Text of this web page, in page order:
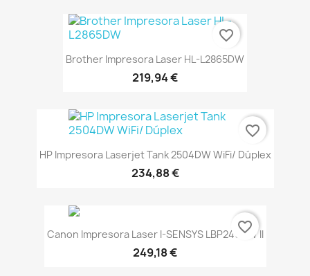
Brother Impresora Laser HL-L2865DW
219,94 €
favorite_border
HP Impresora Laserjet Tank 2504DW WiFi/ Dúplex
234,88 €
favorite_border
Canon Impresora Laser I-SENSYS LBP246DW II
249,18 €
favorite_border